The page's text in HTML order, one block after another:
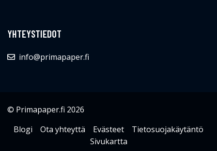
YHTEYSTIEDOT
info@primapaper.fi
© Primapaper.fi 2026
Blogi
Ota yhteyttä Evästeet
Tietosuojakäytäntö
Sivukartta